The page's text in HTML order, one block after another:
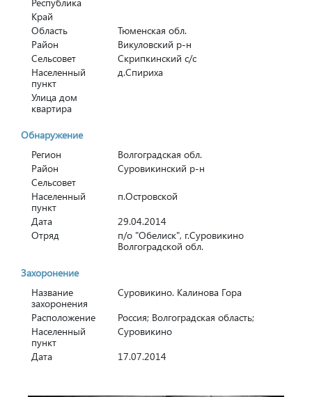
Край
Область
Тюменская обл.
Район
Викуловский р-н
Сельсовет
Скрипкинский с/с
Населенный
пункт
д.Спириха
Улица дом
квартира
Обнаружение
Регион
Волгоградская обл.
Район
Суровикинский р-н
Сельсовет
Населенный
пункт
п.Островской
Дата
29.04.2014
Отряд
п/о "Обелиск", г.Суровикино
Волгоградской обл.
Захоронение
Название
захоронения
Суровикино. Калинова Гора
Расположение
Россия; Волгоградская область;
Населенный
пункт
Суровикино
Дата
17.07.2014